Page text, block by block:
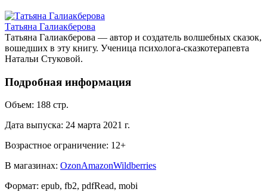
Татьяна Галиакберова
Татьяна Галиакберова — автор и создатель волшебных сказок,
вошедших в эту книгу. Ученица психолога-сказкотерапевта
Натальи Стуковой.
Подробная информация
Объем: 188 стр.
Дата выпуска: 24 марта 2021 г.
Возрастное ограничение: 12+
В магазинах: OzonAmazonWildberries
Формат: epub, fb2, pdfRead, mobi